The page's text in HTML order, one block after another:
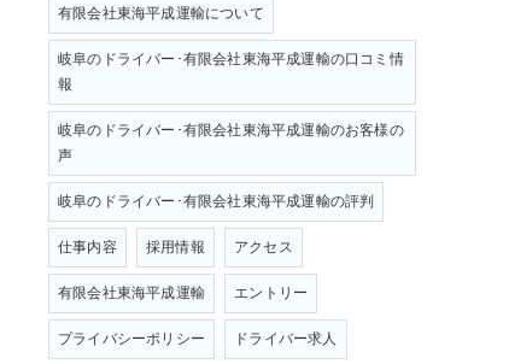
有限会社東海平成運輸について
岐阜のドライバー･有限会社東海平成運輸の口コミ情
報
岐阜のドライバー･有限会社東海平成運輸のお客様の
声
岐阜のドライバー･有限会社東海平成運輸の評判
仕事内容
採用情報
アクセス
有限会社東海平成運輸
エントリー
プライバシーポリシー
ドライバー求人